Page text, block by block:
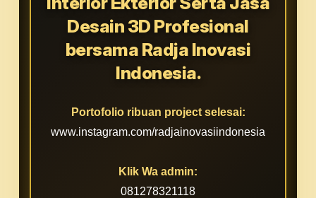
Desain 3D Profesional
bersama Radja Inovasi
Indonesia.
Portofolio ribuan project selesai:
www.instagram.com/radjainovasiindonesia
Klik Wa admin:
081278321118